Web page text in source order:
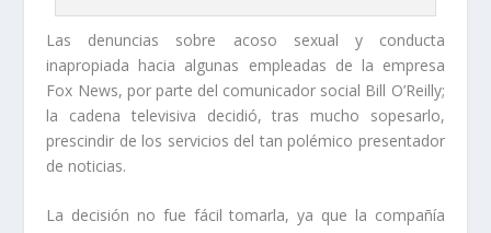
Las denuncias sobre acoso sexual y conducta
inapropiada hacia algunas empleadas de la empresa
Fox News, por parte del comunicador social Bill O’Reilly;
la cadena televisiva decidió, tras mucho sopesarlo,
prescindir de los servicios del tan polémico presentador
de noticias.
La decisión no fue fácil tomarla, ya que la compañía